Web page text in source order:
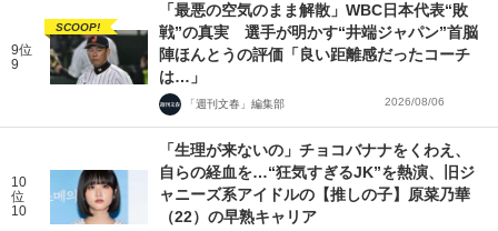
9位
9
SCOOP!
「最悪の空気のまま解散」WBC日本代表“敗
戦”の真実 選手が明かす“井端ジャパン”首脳
陣ほんとうの評価「良い距離感だったコーチ
は…」
「週刊文春」編集部 2026/08/06
10
位
10
「生理が来ないの」チョコバナナをくわえ、
自らの経血を…“狂気すぎるJK”を熱演、旧ジ
ャニーズ系アイドルの【推しの子】原菜乃華
（22）の早熟キャリア